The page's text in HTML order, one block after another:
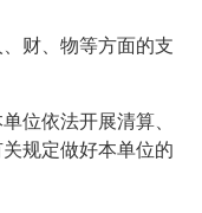
财、物等方面的支
依法开展清算、
规定做好本单位的